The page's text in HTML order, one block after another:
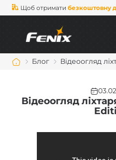
Щоб отримати безкоштовну
Блог Відеоогляд
Відеоогляд